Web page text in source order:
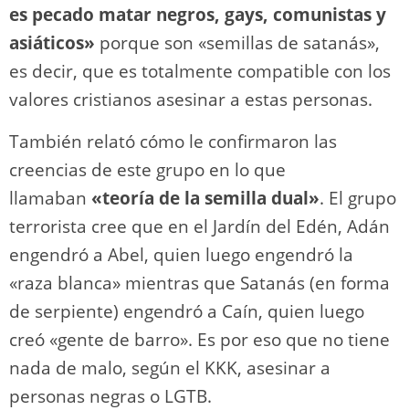
es pecado matar negros, gays, comunistas y
asiáticos» porque son «semillas de satanás»,
es decir, que es totalmente compatible con los
valores cristianos asesinar a estas personas.
También relató cómo le confirmaron las
creencias de este grupo en lo que
llamaban «teoría de la semilla dual». El grupo
terrorista cree que en el Jardín del Edén, Adán
engendró a Abel, quien luego engendró la
«raza blanca» mientras que Satanás (en forma
de serpiente) engendró a Caín, quien luego
creó «gente de barro». Es por eso que no tiene
nada de malo, según el KKK, asesinar a
personas negras o LGTB.